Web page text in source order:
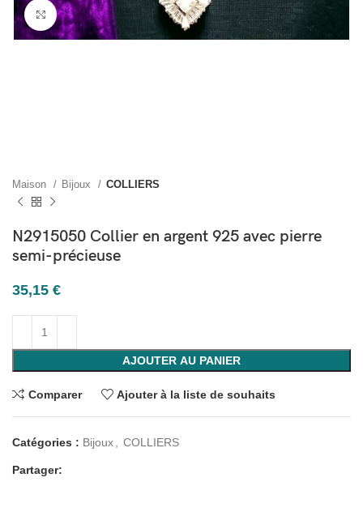
Cliquez pour agrandir
Maison Bijoux COLLIERS
N2915050 Collier en argent 925 avec pierre
semi-précieuse
35,15 €
AJOUTER AU PANIER
Comparer Ajouter à la liste de souhaits
Catégories : Bijoux, COLLIERS
Partager: